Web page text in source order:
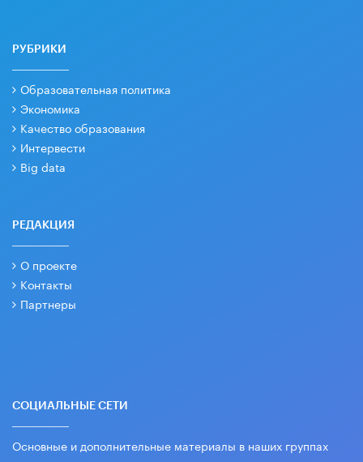
РУБРИКИ
Образовательная политика
Экономика
Качество образования
Интервести
Big data
РЕДАКЦИЯ
О проекте
Контакты
Партнеры
СОЦИАЛЬНЫЕ СЕТИ
Основные и дополнительные материалы в наших группах